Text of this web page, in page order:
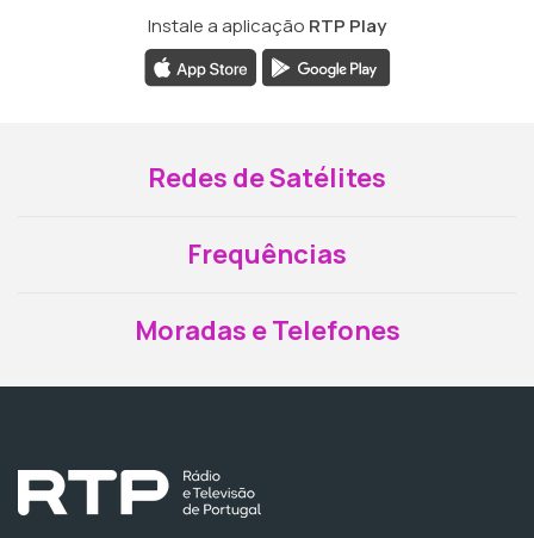
Instale a aplicação RTP Play
Redes de Satélites
Frequências
Moradas e Telefones